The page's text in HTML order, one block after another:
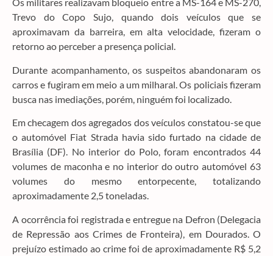
Os militares realizavam bloqueio entre a MS-164 e MS-270,
Trevo do Copo Sujo, quando dois veículos que se
aproximavam da barreira, em alta velocidade, fizeram o
retorno ao perceber a presença policial.
Durante acompanhamento, os suspeitos abandonaram os
carros e fugiram em meio a um milharal. Os policiais fizeram
busca nas imediações, porém, ninguém foi localizado.
Em checagem dos agregados dos veículos constatou-se que
o automóvel Fiat Strada havia sido furtado na cidade de
Brasília (DF). No interior do Polo, foram encontrados 44
volumes de maconha e no interior do outro automóvel 63
volumes do mesmo entorpecente, totalizando
aproximadamente 2,5 toneladas.
A ocorrência foi registrada e entregue na Defron (Delegacia
de Repressão aos Crimes de Fronteira), em Dourados. O
prejuízo estimado ao crime foi de aproximadamente R$ 5,2